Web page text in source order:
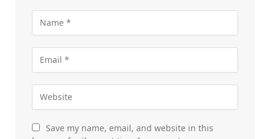
Save my name, email, and website in this